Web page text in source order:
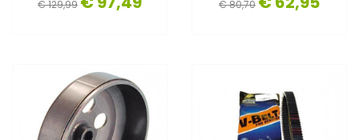
€ 129,99 € 80,70